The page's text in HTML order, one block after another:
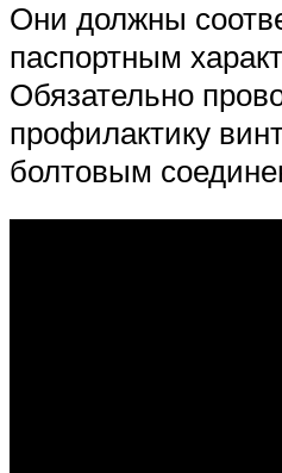
Они должны
паспортным
Обязательно
профилактику
болтовым